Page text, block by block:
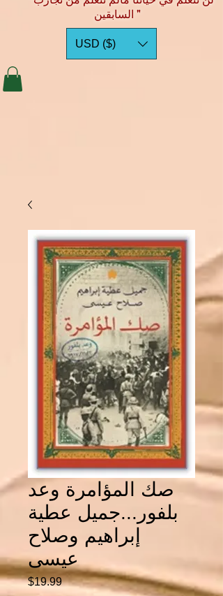
السابقين "
USD ($)
صك المؤامرة وعد
بلفور...جميل عطية
إبراهيم وصلاح
عيسى
$19.99Price